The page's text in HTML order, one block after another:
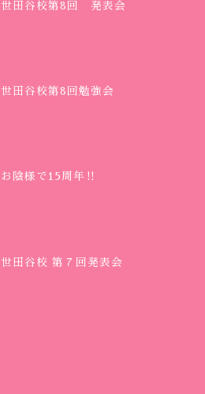
世田谷校第8回 発表会
世田谷校第8回勉強会
お陰様で15周年‼︎
世田谷校 第７回発表会